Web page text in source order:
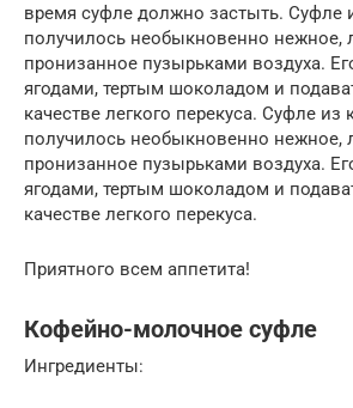
время суфле должно застыть. Суфле
получилось необыкновенно нежное,
пронизанное пузырьками воздуха.
ягодами, тертым шоколадом и
качестве легкого перекуса. Суфле из
получилось необыкновенно нежное,
пронизанное пузырьками воздуха.
ягодами, тертым шоколадом и
качестве легкого перекуса.
Приятного всем аппетита!
Кофейно-молочное суфле
Ингредиенты: